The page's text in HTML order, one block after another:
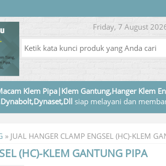
Friday, 7 August
Klem Pipa|Klem Gantung,Hanger Klem
siap melayani dan
» JUAL HANGER CLAMP ENGSEL (HC)-KLEM
(HC)-KLEM GANTUNG PIPA